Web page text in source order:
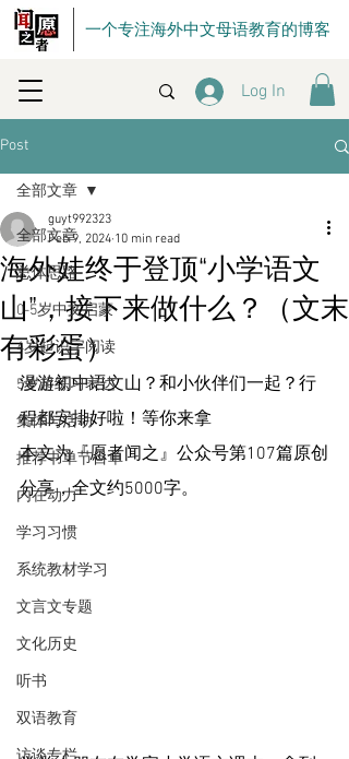
一个专注海外中文母语教育的博客
Log In
Post
全部文章
总体思路
0-5岁中文启蒙
4岁起识字阅读
5岁起练习表达
集体与活动
推荐书单节目单
内在动力
学习习惯
系统教材学习
文言文专题
文化历史
听书
双语教育
全部文章
海外娃终于登顶“小学语文
山”，接下来做什么？（文末
有彩蛋）
guyt992323
Feb 9, 2024 10 min read
漫游初中语文山？和小伙伴们一起？行
程都安排好啦！等你来拿
本文为『愿者闻之』公众号第107篇原创
分享，全文约5000字。